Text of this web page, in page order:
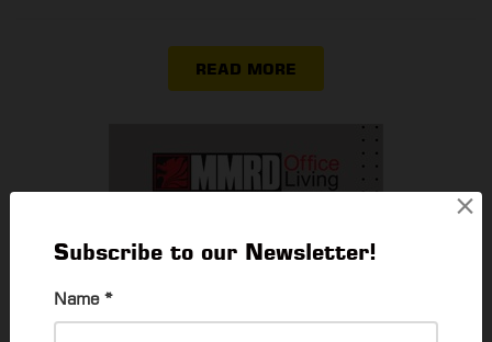
×
Subscribe to our Newsletter!
Name *
READ MORE